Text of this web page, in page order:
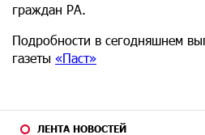
ЛЕНТА НОВОСТЕЙ
граждан РА.
Подробности в сегодняшнем
газеты «Паст»